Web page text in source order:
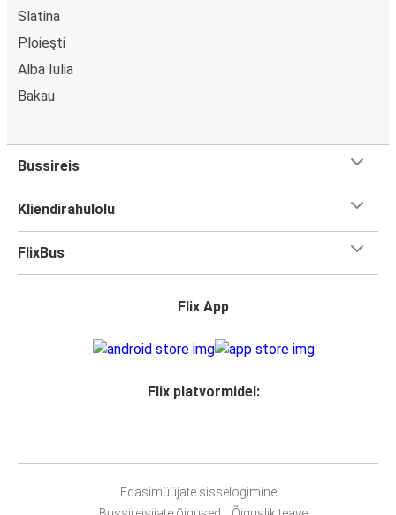
Slatina
Ploieşti
Alba Iulia
Bakau
Bussireis
Kliendirahulolu
FlixBus
Flix App
Flix platvormidel:
Edasimüüjate sisselogimine